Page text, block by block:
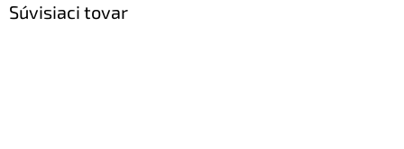
Súvisiaci tovar